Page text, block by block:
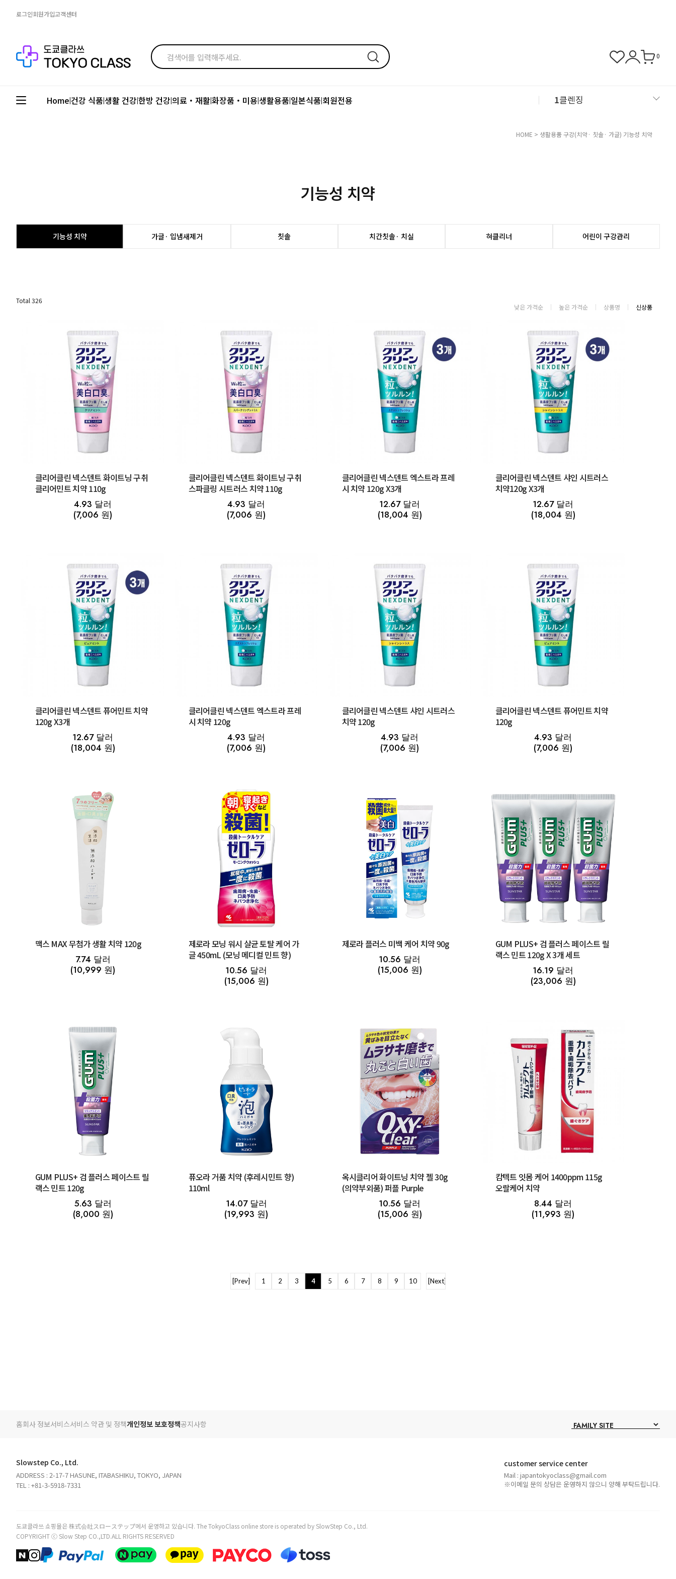
로그인회원가입고객센터
0
Home|건강 식품|생활 건강|한방 건강|의료・재활|화장품・미용|생활용품|일본식품|회원전용 1클렌징
HOME > 생활용품구강(치약· 칫솔· 가글) 기능성 치약
기능성 치약
기능성 치약 가글· 입냄새제거 칫솔 치간칫솔· 치실 혀클리너 어린이 구강관리
Total 326
낮은 가격순 높은 가격순 상품명 신상품
클리어클린 넥스덴트 화이트닝 구취
클리어민트 치약 110g
4.93 달러
(7,006 원)
클리어클린 넥스덴트 화이트닝 구취
스파클링 시트러스 치약 110g
4.93 달러
(7,006 원)
클리어클린 넥스덴트 엑스트라 프레
시 치약 120g X3개
12.67 달러
(18,004 원)
클리어클린 넥스덴트 샤인 시트러스
치약120g X3개
12.67 달러
(18,004 원)
클리어클린 넥스덴트 퓨어민트 치약
120g X3개
12.67 달러
(18,004 원)
클리어클린 넥스덴트 엑스트라 프레
시 치약 120g
4.93 달러
(7,006 원)
클리어클린 넥스덴트 샤인 시트러스
치약 120g
4.93 달러
(7,006 원)
클리어클린 넥스덴트 퓨어민트 치약
120g
4.93 달러
(7,006 원)
맥스 MAX 무첨가 생활 치약 120g
7.74 달러
(10,999 원)
제로라 모닝 워시 살균 토탈 케어 가
글 450mL (모닝 메디컬 민트 향)
10.56 달러
(15,006 원)
제로라 플러스 미백 케어 치약 90g
10.56 달러
(15,006 원)
GUM PLUS+ 검 플러스 페이스트 릴
랙스 민트 120g X 3개 세트
16.19 달러
(23,006 원)
GUM PLUS+ 검 플러스 페이스트 릴
랙스 민트 120g
5.63 달러
(8,000 원)
퓨오라 거품 치약 (후레시민트 향)
110ml
14.07 달러
(19,993 원)
옥시클리어 화이트닝 치약 젤 30g
(의약부외품) 퍼플 Purple
10.56 달러
(15,006 원)
캄텍트 잇몸 케어 1400ppm 115g
오랄케어 치약
8.44 달러
(11,993 원)
[Prev] 1 2 3 4 5 6 7 8 9 10 [Next]
홈회사 정보서비스서비스 약관 및 정책개인정보 보호정책공지사항
Slowstep Co., Ltd.
ADDRESS : 2-17-7 HASUNE, ITABASHIKU, TOKYO, JAPAN
TEL : +81-3-5918-7331
customer service center
Mail : japantokyoclass@gmail.com
※이메일 문의 상담은 운영하지 않으니 양해 부탁드립니다.
도쿄클라쓰 쇼핑몰은 株式会社スローステップ에서 운영하고 있습니다. The TokyoClass online store is operated by SlowStep Co., Ltd.
COPYRIGHT ⓒ Slow Step CO.,LTD.ALL RIGHTS RESERVED